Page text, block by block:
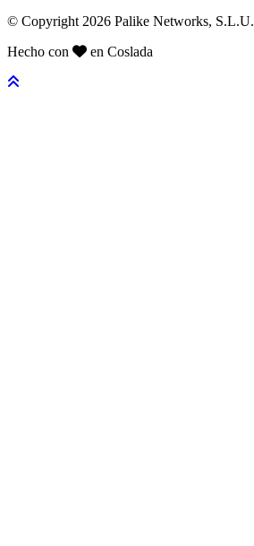
© Copyright 2026 Palike Networks, S.L.U.
Hecho con
en Coslada